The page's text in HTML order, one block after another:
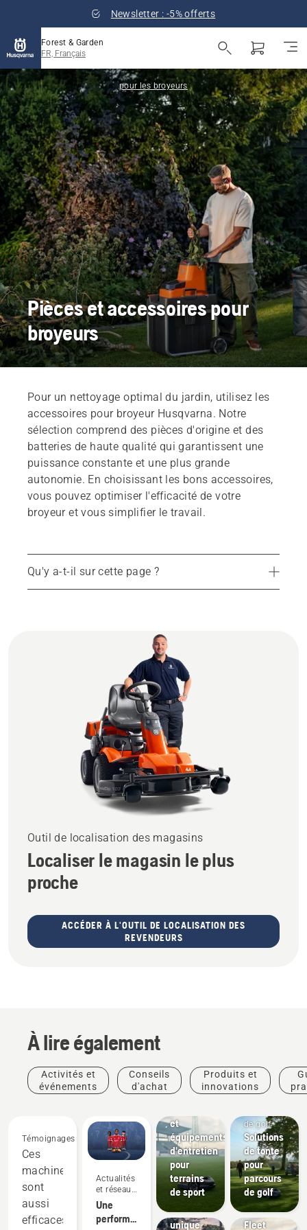
Newsletter : -5% offerts
Forest & Garden
FR, Français
pour les broyeurs
Pièces et accessoires pour
broyeurs
Pour un nettoyage optimal du jardin, utilisez les
accessoires pour broyeur Husqvarna. Notre
sélection comprend des pièces d'origine et des
batteries de haute qualité qui garantissent une
puissance constante et une plus grande
autonomie. En choisissant les bons accessoires,
vous pouvez optimiser l'efficacité de votre
broyeur et vous simplifier le travail.
Qu'y a-t-il sur cette page ?
Trouvez votre revendeur le plus proche
Outil de localisation des magasins
Localiser le magasin le plus
proche
ACCÉDER À L'OUTIL DE LOCALISATION DES
REVENDEURS
À lire également
Activités et
événements
Conseils
d'achat
Produits et
innovations
Témoignages
Ces
machines
sont
aussi
efficaces
Actualités
et réseaux
sociaux
Une
performance
Clubs
sportifs
Solutions
et
équipements
d'entretien
pour
terrains
de sport
Découvrez
la
sensation
unique
de golf
Solutions
de tonte
pour
parcours
de golf
Produits
et
innovations
Husqvarna
Fleet